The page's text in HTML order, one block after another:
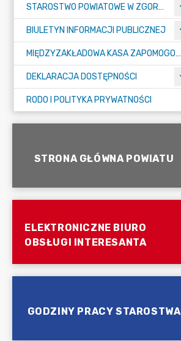
STAROSTWO POWIATOWE W ZGORZELCU
BIULETYN INFORMACJI PUBLICZNEJ
MIĘDZYZAKŁADOWA KASA ZAPOMOGOWO-POŻYCZKOWA
DEKLARACJA DOSTĘPNOŚCI
RODO I POLITYKA PRYWATNOŚCI
STRONA GŁÓWNA POWIATU
ELEKTRONICZNE BIURO
OBSŁUGI INTERESANTA
GODZINY PRACY STAROSTWA